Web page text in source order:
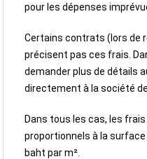
pour les dépenses
Certains contrats (lors de
précisent pas ces frais.
demander plus de détails
directement à la société
Dans tous les cas, les
proportionnels à la
baht par m².